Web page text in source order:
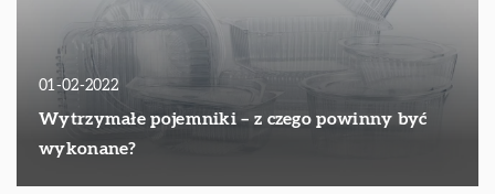
01-02-2022
Wytrzymałe pojemniki – z czego powinny być
wykonane?